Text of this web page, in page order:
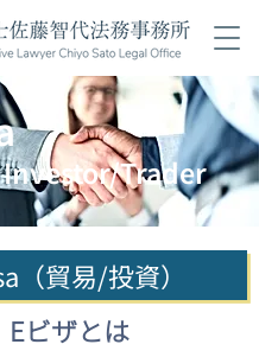
Trader
（貿易/投資）
Eビザとは